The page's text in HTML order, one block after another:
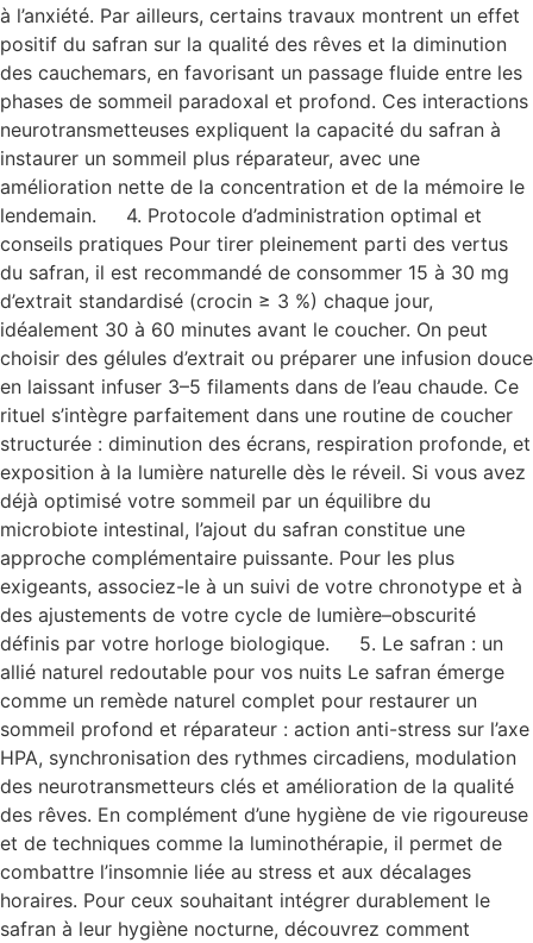
à l’anxiété. Par ailleurs, certains travaux montrent un effet
positif du safran sur la qualité des rêves et la diminution
des cauchemars, en favorisant un passage fluide entre les
phases de sommeil paradoxal et profond. Ces interactions
neurotransmetteuses expliquent la capacité du safran à
instaurer un sommeil plus réparateur, avec une
amélioration nette de la concentration et de la mémoire le
lendemain. 4. Protocole d’administration optimal et
conseils pratiques Pour tirer pleinement parti des vertus
du safran, il est recommandé de consommer 15 à 30 mg
d’extrait standardisé (crocin ≥ 3 %) chaque jour,
idéalement 30 à 60 minutes avant le coucher. On peut
choisir des gélules d’extrait ou préparer une infusion douce
en laissant infuser 3–5 filaments dans de l’eau chaude. Ce
rituel s’intègre parfaitement dans une routine de coucher
structurée : diminution des écrans, respiration profonde, et
exposition à la lumière naturelle dès le réveil. Si vous avez
déjà optimisé votre sommeil par un équilibre du
microbiote intestinal, l’ajout du safran constitue une
approche complémentaire puissante. Pour les plus
exigeants, associez-le à un suivi de votre chronotype et à
des ajustements de votre cycle de lumière–obscurité
définis par votre horloge biologique. 5. Le safran : un
allié naturel redoutable pour vos nuits Le safran émerge
comme un remède naturel complet pour restaurer un
sommeil profond et réparateur : action anti-stress sur l’axe
HPA, synchronisation des rythmes circadiens, modulation
des neurotransmetteurs clés et amélioration de la qualité
des rêves. En complément d’une hygiène de vie rigoureuse
et de techniques comme la luminothérapie, il permet de
combattre l’insomnie liée au stress et aux décalages
horaires. Pour ceux souhaitant intégrer durablement le
safran à leur hygiène nocturne, découvrez comment